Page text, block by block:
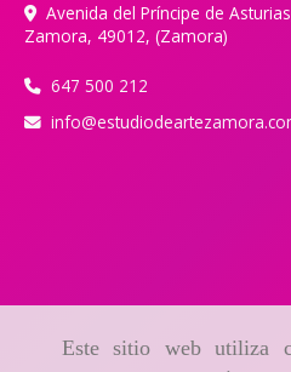
Este sitio web utiliza
Avenida del Príncipe de
Zamora, 49012, (Zamora)
647 500 212
info